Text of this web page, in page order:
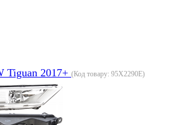
Tiguan 2017+ (Код товару: 95X2290E)